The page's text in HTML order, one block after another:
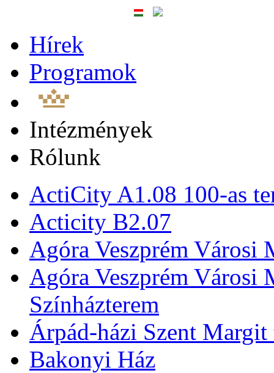
Hírek
Programok
Intézmények
Rólunk
ActiCity A1.08 100-as
Acticity B2.07
Agóra Veszprém Városi
Agóra Veszprém Városi
Színházterem
Árpád-házi Szent
Bakonyi Ház